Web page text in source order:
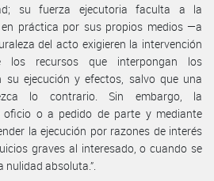
su fuerza ejecutoria faculta a la
práctica por sus propios medios —a
del acto exigieren la intervención
los recursos que interpongan los
su ejecución y efectos, salvo que una
lo contrario. Sin embargo, la
oficio o a pedido de parte y mediante
la ejecución por razones de interés
graves al interesado, o cuando se
absoluta.”.